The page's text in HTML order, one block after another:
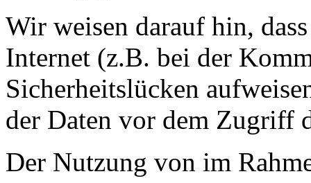
Wir weisen darauf hin,
Internet (z.B. bei der
Sicherheitslücken
der Daten vor dem Zugriff
Der Nutzung von im